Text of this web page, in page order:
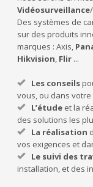
Vidéosurveillance/
Des systèmes de
sur des produits
marques : Axis,
Hikvision, Flir...
Les conseils
vous, ou dans
L’étudeet la
des solutions les
La réalisation
vos exigences et
Le suivi des
installation, et des